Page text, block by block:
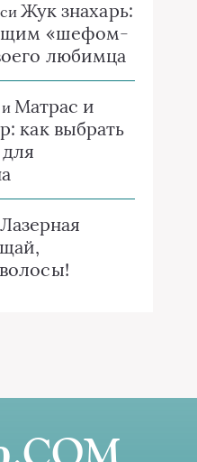
Жук знахарь:
«шефом-
любимца
Матрас и
как выбрать
Лазерная